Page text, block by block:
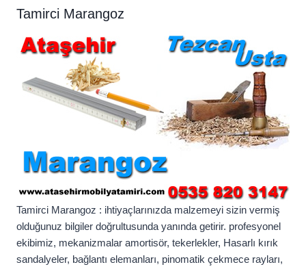
Tamirci Marangoz
Tamirci Marangoz : ihtiyaçlarınızda malzemeyi sizin vermiş
olduğunuz bilgiler doğrultusunda yanında getirir. profesyonel
ekibimiz, mekanizmalar amortisör, tekerlekler, Hasarlı kırık
sandalyeler, bağlantı elemanları, pinomatik çekmece rayları,